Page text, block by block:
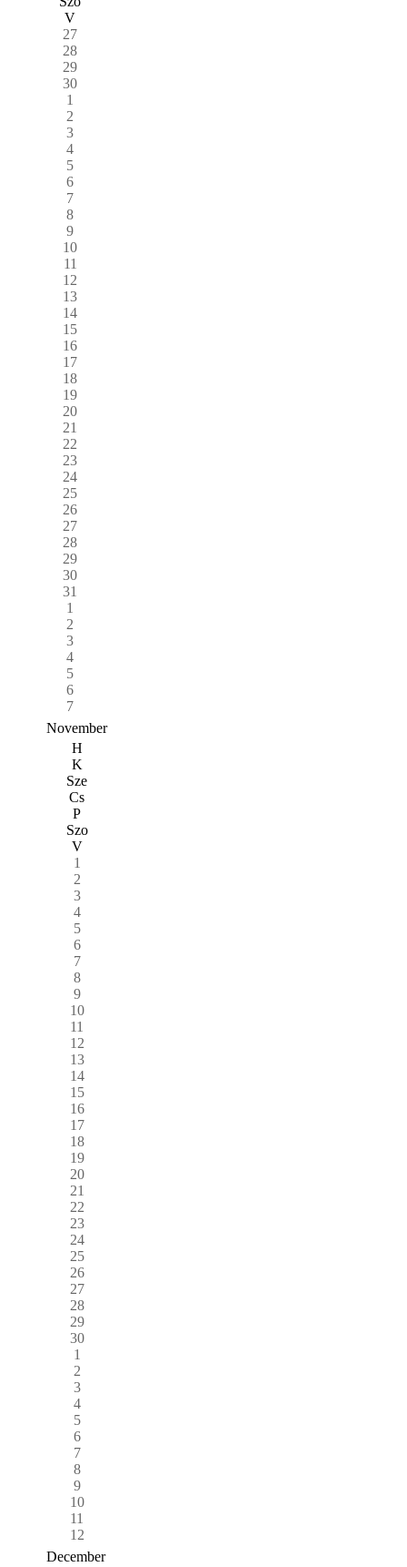
V
27
28
29
30
1
2
3
4
5
6
7
8
9
10
11
12
13
14
15
16
17
18
19
20
21
22
23
24
25
26
27
28
29
30
31
1
2
3
4
5
6
7
November
H
K
Sze
Cs
P
Szo
V
1
2
3
4
5
6
7
8
9
10
11
12
13
14
15
16
17
18
19
20
21
22
23
24
25
26
27
28
29
30
1
2
3
4
5
6
7
8
9
10
11
12
December